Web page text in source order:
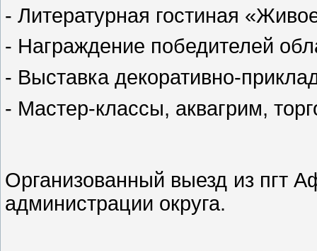
- Литературная гостиная
- Награждение победителей
- Выставка декоративно-
- Мастер-классы, аквагрим,
Организованный выезд из пгт
администрации округа.